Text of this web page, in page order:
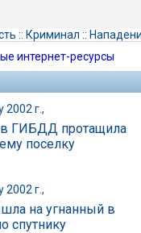
:: Криминал ::
интернет-ресурсы
2002 г.,
ГИБДД протащила
поселку
2002 г.,
на угнанный в
спутнику